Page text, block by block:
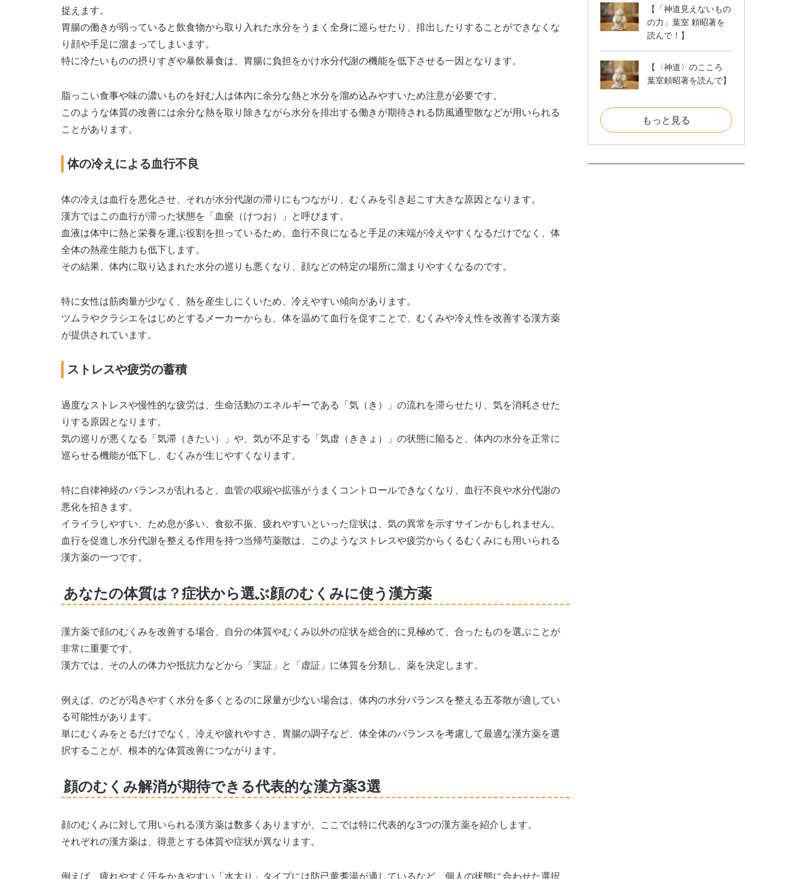
捉えます。
胃腸の働きが弱っていると飲食物から取り入れた水分をうまく全身に巡らせたり、排出したりすることができなくな
り顔や手足に溜まってしまいます。
特に冷たいものの摂りすぎや暴飲暴食は、胃腸に負担をかけ水分代謝の機能を低下させる一因となります。
脂っこい食事や味の濃いものを好む人は体内に余分な熱と水分を溜め込みやすいため注意が必要です。
このような体質の改善には余分な熱を取り除きながら水分を排出する働きが期待される防風通聖散などが用いられる
ことがあります。
体の冷えによる血行不良
体の冷えは血行を悪化させ、それが水分代謝の滞りにもつながり、むくみを引き起こす大きな原因となります。
漢方ではこの血行が滞った状態を「血瘀（けつお）」と呼びます。
血液は体中に熱と栄養を運ぶ役割を担っているため、血行不良になると手足の末端が冷えやすくなるだけでなく、体
全体の熱産生能力も低下します。
その結果、体内に取り込まれた水分の巡りも悪くなり、顔などの特定の場所に溜まりやすくなるのです。
特に女性は筋肉量が少なく、熱を産生しにくいため、冷えやすい傾向があります。
ツムラやクラシエをはじめとするメーカーからも、体を温めて血行を促すことで、むくみや冷え性を改善する漢方薬
が提供されています。
ストレスや疲労の蓄積
過度なストレスや慢性的な疲労は、生命活動のエネルギーである「気（き）」の流れを滞らせたり、気を消耗させた
りする原因となります。
気の巡りが悪くなる「気滞（きたい）」や、気が不足する「気虚（ききょ）」の状態に陥ると、体内の水分を正常に
巡らせる機能が低下し、むくみが生じやすくなります。
特に自律神経のバランスが乱れると、血管の収縮や拡張がうまくコントロールできなくなり、血行不良や水分代謝の
悪化を招きます。
イライラしやすい、ため息が多い、食欲不振、疲れやすいといった症状は、気の異常を示すサインかもしれません。
血行を促進し水分代謝を整える作用を持つ当帰芍薬散は、このようなストレスや疲労からくるむくみにも用いられる
漢方薬の一つです。
あなたの体質は？症状から選ぶ顔のむくみに使う漢方薬
漢方薬で顔のむくみを改善する場合、自分の体質やむくみ以外の症状を総合的に見極めて、合ったものを選ぶことが
非常に重要です。
漢方では、その人の体力や抵抗力などから「実証」と「虚証」に体質を分類し、薬を決定します。
例えば、のどが渇きやすく水分を多くとるのに尿量が少ない場合は、体内の水分バランスを整える五苓散が適してい
る可能性があります。
単にむくみをとるだけでなく、冷えや疲れやすさ、胃腸の調子など、体全体のバランスを考慮して最適な漢方薬を選
択することが、根本的な体質改善につながります。
顔のむくみ解消が期待できる代表的な漢方薬3選
顔のむくみに対して用いられる漢方薬は数多くありますが、ここでは特に代表的な3つの漢方薬を紹介します。
それぞれの漢方薬は、得意とする体質や症状が異なります。
例えば、疲れやすく汗をかきやすい「水太り」タイプには防已黄耆湯が適しているなど、個人の状態に合わせた選択
【「神道見えないもの
の力」葉室 頼昭著を
読んで！】
【〈神道〉のこころ
葉室頼昭著を読んで】
もっと見る